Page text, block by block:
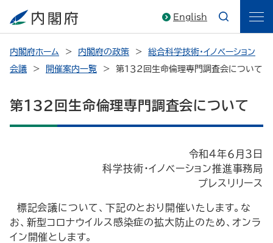
English
内閣府ホーム 内閣府の政策
総合科学技術・イノベーション
会議
開催案内一覧 第１３２回生命倫理専門調査会について
第１３２回生命倫理専門調査会について
令和４年６月３日
科学技術・イノベーション推進事務局
プレスリリース
標記会議について、下記のとおり開催いたします。な
お、新型コロナウイルス感染症の拡大防止のため、オンラ
イン開催とします。